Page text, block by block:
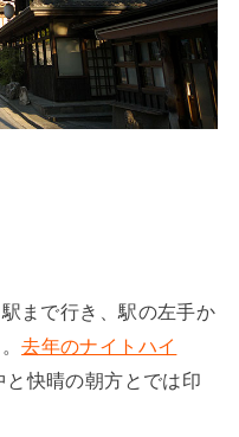
まで行き、駅の左手か
去年のナイトハイ
快晴の朝方とでは印